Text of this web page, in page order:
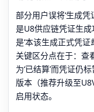
部分用户误将‘生成
是U8供应链凭证生
是‘本该生成正式凭证
关键区分点在于：查
为‘已结算’而凭证仍
版本（推荐升级至
启用状态。